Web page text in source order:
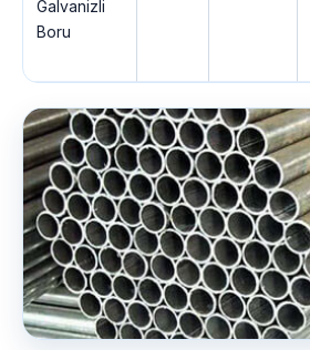
Galvanizli
Boru